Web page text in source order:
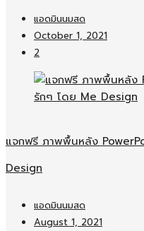
แอดมินนมสด
October 1, 2021
2
แจกฟรี ภาพพื้นหลัง
Design
แอดมินนมสด
August 1, 2021